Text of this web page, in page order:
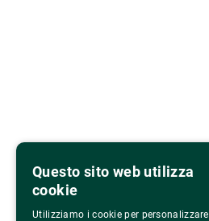
Questo sito web utilizza
cookie
Utilizziamo i cookie per personalizzare